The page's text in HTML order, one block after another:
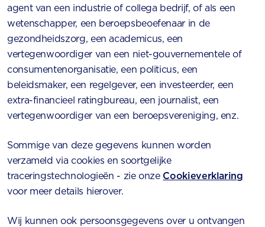
agent van een industrie of collega bedrijf, of als een
wetenschapper, een beroepsbeoefenaar in de
gezondheidszorg, een academicus, een
vertegenwoordiger van een niet-gouvernementele of
consumentenorganisatie, een politicus, een
beleidsmaker, een regelgever, een investeerder, een
extra-financieel ratingbureau, een journalist, een
vertegenwoordiger van een beroepsvereniging, enz.
Sommige van deze gegevens kunnen worden
verzameld via cookies en soortgelijke
traceringstechnologieën - zie onze Cookieverklaring
voor meer details hierover.
Wij kunnen ook persoonsgegevens over u ontvangen